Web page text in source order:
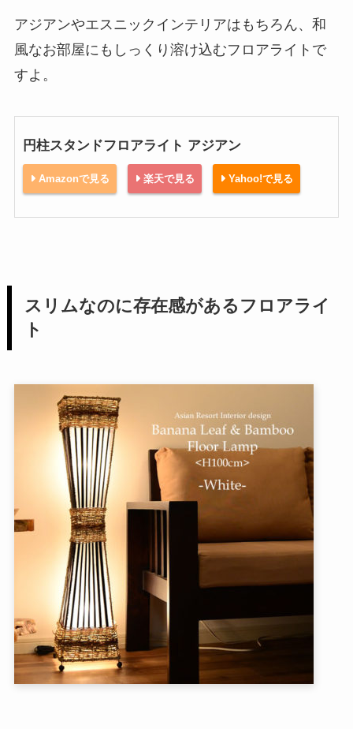
アジアンやエスニックインテリアはもちろん、和
風なお部屋にもしっくり溶け込むフロアライトで
すよ。
円柱スタンドフロアライト アジアン
Amazonで見る 楽天で見る Yahoo!で見る
スリムなのに存在感があるフロアライ
ト